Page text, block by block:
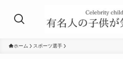
ホーム スポーツ選手